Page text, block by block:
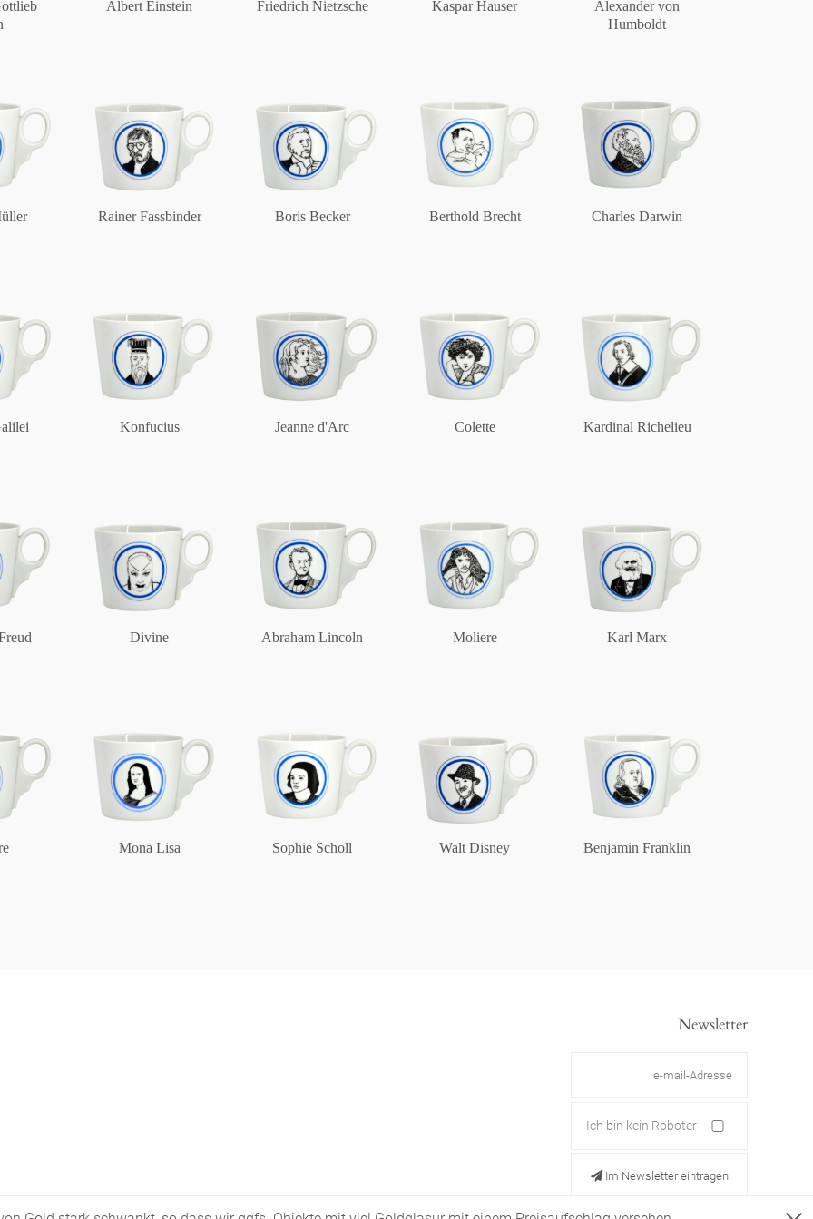
Slumberland
Unpraktisch
Einzelstücke
Albert Einstein Friedrich Nietzsche Kaspar Hauser
Alexander von
Humboldt
Rainer Fassbinder Boris Becker Berthold Brecht Charles Darwin
Konfucius Jeanne d'Arc Colette Kardinal Richelieu
Divine Abraham Lincoln Moliere Karl Marx
Mona Lisa Sophie Scholl Walt Disney Benjamin Franklin
Newsletter
Ich bin kein Roboter
Im Newsletter eintragen